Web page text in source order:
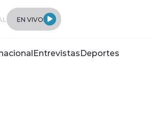
EN VIVO
EntrevistasDeportes